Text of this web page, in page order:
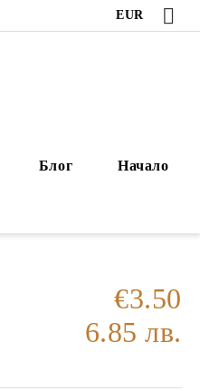
EUR
Блог Начало
€3.50
6.85 лв.